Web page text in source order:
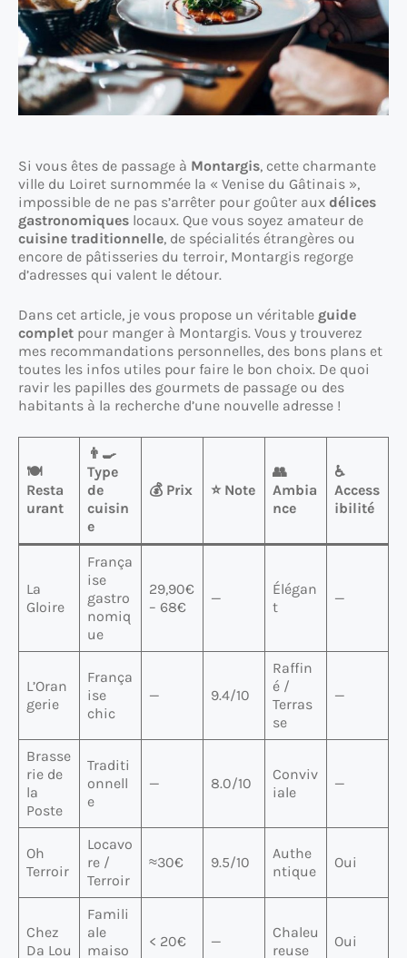
Si vous êtes de passage à Montargis, cette charmante
ville du Loiret surnommée la « Venise du Gâtinais »,
impossible de ne pas s’arrêter pour goûter aux délices
gastronomiques locaux. Que vous soyez amateur de
cuisine traditionnelle, de spécialités étrangères ou
encore de pâtisseries du terroir, Montargis regorge
d’adresses qui valent le détour.
Dans cet article, je vous propose un véritable guide
complet pour manger à Montargis. Vous y trouverez
mes recommandations personnelles, des bons plans et
toutes les infos utiles pour faire le bon choix. De quoi
ravir les papilles des gourmets de passage ou des
habitants à la recherche d’une nouvelle adresse !
🍽️
Resta
urant
👨‍🍳
Type
de
cuisin
e
💰 Prix ⭐ Note
👥
Ambia
nce
♿
Access
ibilité
La
Gloire
França
ise
gastro
nomiq
ue
29,90€
– 68€
—
Élégan
t
—
L’Oran
gerie
França
ise
chic
— 9.4/10
Raffin
é /
Terras
se
—
Brasse
rie de
la
Poste
Traditi
onnell
e
— 8.0/10
Conviv
iale
—
Oh
Terroir
Locavo
re /
Terroir
≈30€ 9.5/10
Authe
ntique
Oui
Chez
Da Lou
Famili
ale
maiso
< 20€ —
Chaleu
reuse
Oui